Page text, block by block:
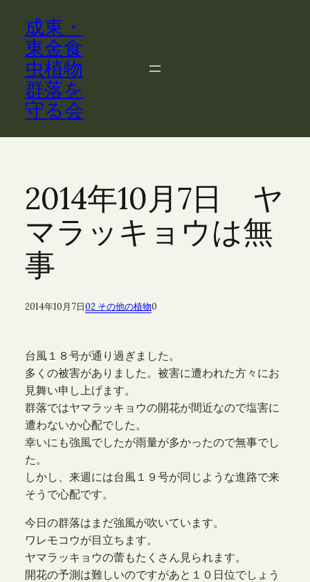
成東・
東金食
虫植物
群落を
守る会
2014年10月7日 ヤ
マラッキョウは無
事
2014年10月7日02 その他の植物0
台風１８号が通り過ぎました。
多くの被害がありました。被害に遭われた方々にお
見舞い申し上げます。
群落ではヤマラッキョウの開花が間近なので塩害に
遭わないか心配でした。
幸いにも強風でしたが雨量が多かったので無事でし
た。
しかし、来週には台風１９号が同じような進路で来
そうで心配です。
今日の群落はまだ強風が吹いています。
ワレモコウが目立ちます。
ヤマラッキョウの蕾もたくさん見られます。
開花の予測は難しいのですがあと１０日位でしょう